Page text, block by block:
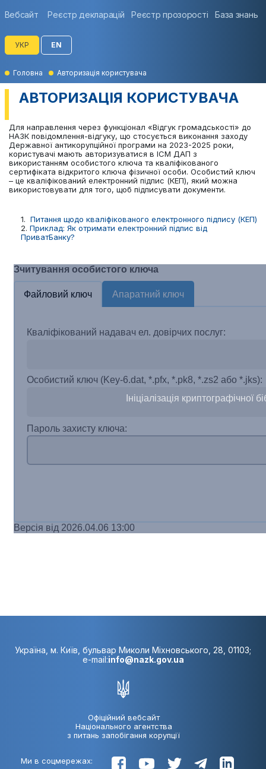
Вебсайт Реєстр декларацій Реєстр прозорості База знань
УКР EN
Головна Авторизація користувача
АВТОРИЗАЦІЯ КОРИСТУВАЧА
Для направлення через функціонал «Відгук громадськості» до
НАЗК повідомлення-відгуку, що стосується виконання заходу
Державної антикорупційної програми на 2023-2025 роки,
користувачі мають авторизуватися в ІСМ ДАП з
використанням особистого ключа та кваліфікованого
сертифіката відкритого ключа фізичної особи. Особистий ключ
– це кваліфікований електронний підпис (КЕП), який можна
використовувати для того, щоб підписувати документи.
1. Питання щодо кваліфікованого електронного підпису (КЕП)
2. Приклад: Як отримати електронний підпис від
ПриватБанку?
Україна, м. Київ, бульвар Миколи Міхновського, 28, 01103;
e-mail:info@nazk.gov.ua
Офіційний вебсайт
Національного агентства
з питань запобігання корупції
Ми в соцмережах: